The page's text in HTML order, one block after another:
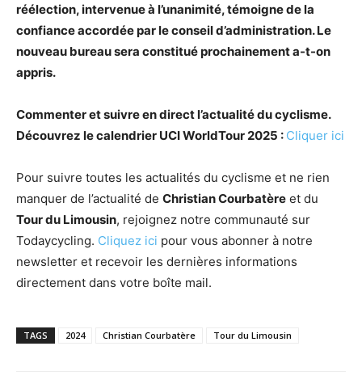
réélection, intervenue à l’unanimité, témoigne de la
confiance accordée par le conseil d’administration. Le
nouveau bureau sera constitué prochainement a-t-on
appris.
Commenter et suivre en direct l’actualité du cyclisme.
Découvrez le calendrier UCI WorldTour 2025 : Cliquer ici
Pour suivre toutes les actualités du cyclisme et ne rien
manquer de l’actualité de Christian Courbatère et du
Tour du Limousin, rejoignez notre communauté sur
Todaycycling. Cliquez ici pour vous abonner à notre
newsletter et recevoir les dernières informations
directement dans votre boîte mail.
TAGS 2024 Christian Courbatère Tour du Limousin